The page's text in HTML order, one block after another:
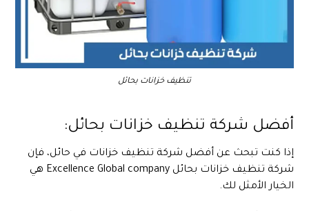
تنظيف خزانات بحائل
أفضل شركة تنظيف خزانات بحائل:
إذا كنت تبحث عن أفضل شركة تنظيف خزانات في حائل، فإن
شركة تنظيف خزانات بحائلExcellence Global company هي
الخيار الأمثل لك.